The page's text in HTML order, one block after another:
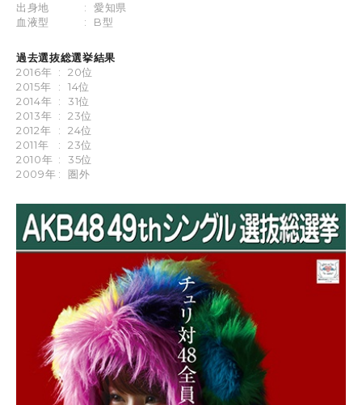
出身地
:
愛知県
血液型
: B型
過去選抜総選挙結果
2016年 :
20位
2015年
:
14位
2014年 :
31位
2013年 :
23位
2012年
:
24位
2011年
:
23位
2010年 :
35位
2009年 : 圏外